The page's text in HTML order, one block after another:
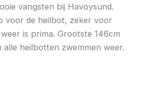
vangsten bij Havoysund.
voor de heilbot, zeker voor
is prima. Grootste 146cm
heilbotten zwemmen weer.